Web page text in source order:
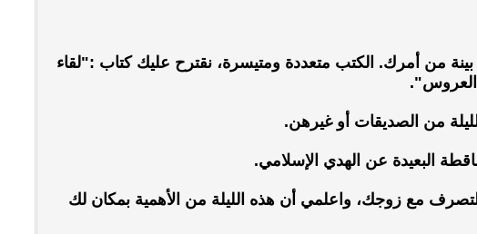
من أمرك. الكتب متعددة ومتيسرة، نقترح عليك كتاب :"لقاء
العروس".
من الصديقات أو غيرهن.
البعيدة عن الهدي الإسلامي.
مع زوجك، واعلمي أن هذه الليلة من الأهمية بمكان لك